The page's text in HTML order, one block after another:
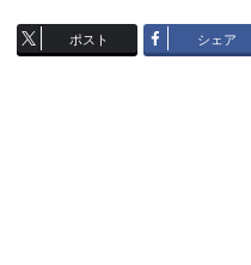
ポスト シェア